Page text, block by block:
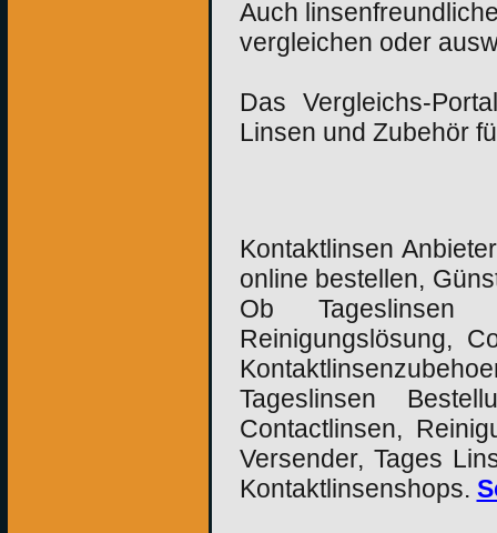
Auch
vergleichen oder
Das Vergleichs-
Linsen und Zubehör
Kontaktlinsen
online bestellen,
Ob Tageslinsen
Reinigungslösung,
Tageslinsen
Contactlinsen,
Versender, Tages
Kontaktlinsenshops.